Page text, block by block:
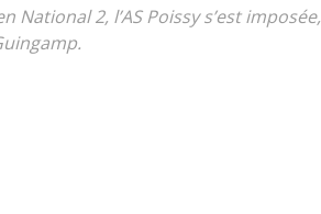
2, l’AS Poissy s’est imposée,